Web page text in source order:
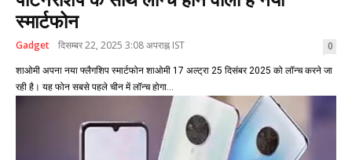
स्मार्टफोन
Gadget दिसम्बर 22, 2025 3:08 अपराह्न IST 0
शाओमी अपना नया फ्लैगशिप स्मार्टफोन शाओमी 17 अल्ट्रा 25 दिसंबर 2025 को लॉन्च करने जा
रही है। यह फोन सबसे पहले चीन में लॉन्च होगा...